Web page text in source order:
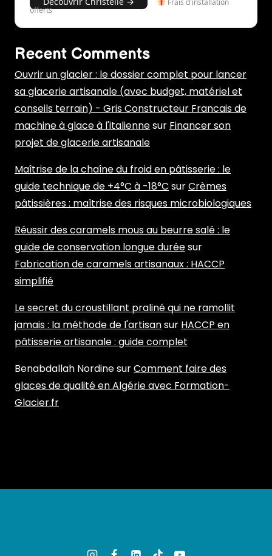
offerts
Recent Comments
Ouvrir un glacier : le dossier complet pour lancer
sa glacerie artisanale (avec budget, matériel et
conseils terrain) - Gris Constructeur Francais de
machine à glace à l'italiennesur Financer son
projet de glacerie artisanale
Maîtrise de la chaîne du froid en pâtisserie : le
guide technique de +4°C à -18°C surCrèmes
pâtissières : maîtrise des risques microbiologiques
Réussir des caramels mous au beurre salé : le
guide de conservation longue duréesur
Fabrication de caramels artisanaux : HACCP
simplifié
Le secret du croustillant praliné qui ne ramollit
jamais : la méthode de l'artisansur HACCP en
pâtisserie artisanale : guide complet
Benabdallah NordinesurComment faire des
glaces de qualité en Algérie avec Formation-
Glacier.fr